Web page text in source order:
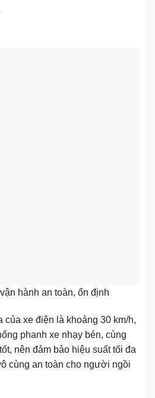
hành an toàn, ổn định
của xe điện là khoảng 30 km/h,
phanh xe nhạy bén, cùng
nên đảm bảo hiệu suất tối đa
cùng an toàn cho người ngồi